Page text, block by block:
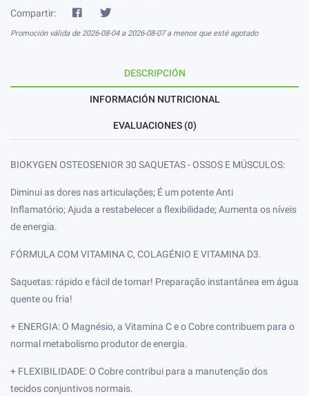
Compartir:
Promoción válida de 2026-08-04 a 2026-08-07 a menos que esté agotado
DESCRIPCIÓN
INFORMACIÓN NUTRICIONAL
EVALUACIONES (0)
BIOKYGEN OSTEOSENIOR 30 SAQUETAS - OSSOS E MÚSCULOS:
Diminui as dores nas articulações; É um potente Anti
Inflamatório; Ajuda a restabelecer a flexibilidade; Aumenta os níveis
de energia.
FÓRMULA COM VITAMINA C, COLAGÉNIO E VITAMINA D3.
Saquetas: rápido e fácil de tomar! Preparação instantânea em água
quente ou fria!
+ ENERGIA: O Magnésio, a Vitamina C e o Cobre contribuem para o
normal metabolismo produtor de energia.
+ FLEXIBILIDADE: O Cobre contribui para a manutenção dos
tecidos conjuntivos normais.